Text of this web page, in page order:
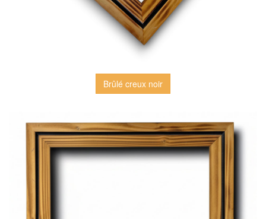
Brûlé creux noir